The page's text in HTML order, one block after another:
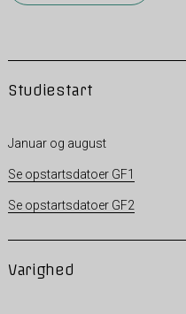
Studiestart
Januar og august
Se opstartsdatoer GF1
Se opstartsdatoer GF2
Varighed